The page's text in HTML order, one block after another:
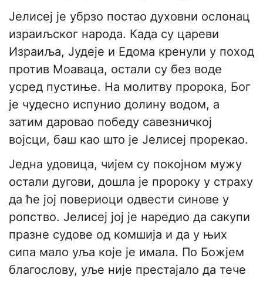
Јелисеј је убрзо постао духовни ослонац
израиљског народа. Када су цареви
Израиља, Јудеје и Едома кренули у поход
против Моаваца, остали су без воде
усред пустиње. На молитву пророка, Бог
је чудесно испунио долину водом, а
затим даровао победу савезничкој
војсци, баш као што је Јелисеј прорекао.
Једна удовица, чијем су покојном мужу
остали дугови, дошла је пророку у страху
да ће јој повериоци одвести синове у
ропство. Јелисеј јој је наредио да сакупи
празне судове од комшија и да у њих
сипа мало уља које је имала. По Божјем
благослову, уље није престајало да тече